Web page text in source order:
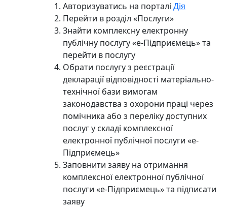
Авторизуватись на порталі Дія
Перейти в розділ «Послуги»
Знайти комплексну електронну
публічну послугу «е-Підприємець» та
перейти в послугу
Обрати послугу з реєстрації
декларації відповідності матеріально-
технічної бази вимогам
законодавства з охорони праці через
помічника або з переліку доступних
послуг у складі комплексної
електронної публічної послуги «е-
Підприємець»
Заповнити заяву на отримання
комплексної електронної публічної
послуги «е-Підприємець» та підписати
заяву